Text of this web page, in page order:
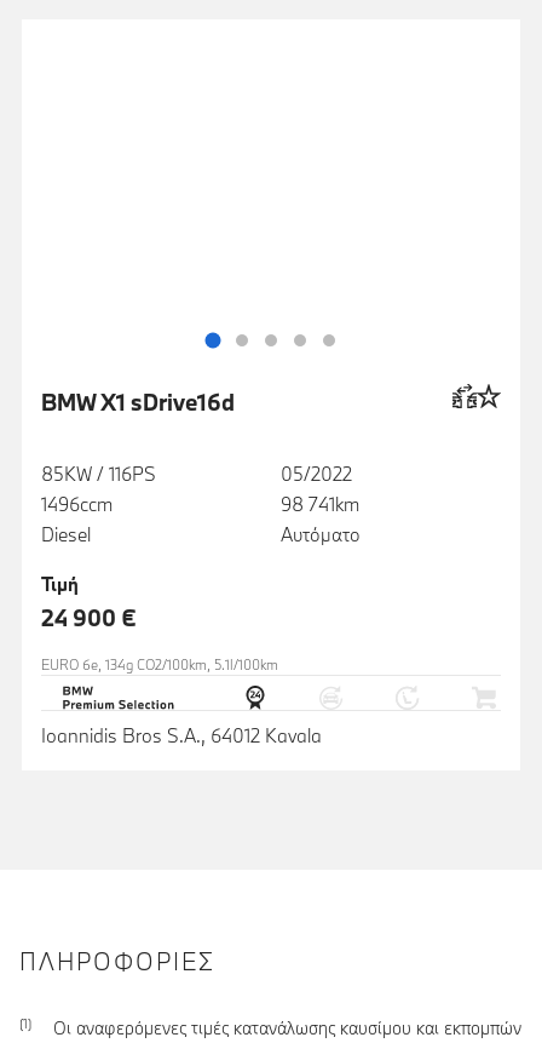
BMW X1 sDrive16d
85KW / 116PS
1496ccm
Diesel
05/2022
98 741km
Αυτόματο
Τιμή
24 900 €
EURO 6e, 134g CO2/100km, 5.1l/100km
Ioannidis Bros S.A., 64012 Kavala
ΠΛΗΡΟΦΟΡΊΕΣ
Οι αναφερόμενες τιμές κατανάλωσης καυσίμου και εκπομπών